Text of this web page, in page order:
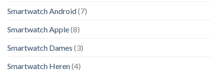
Smartwatch Android(7)
Smartwatch Apple(8)
Smartwatch Dames (3)
Smartwatch Heren(4)